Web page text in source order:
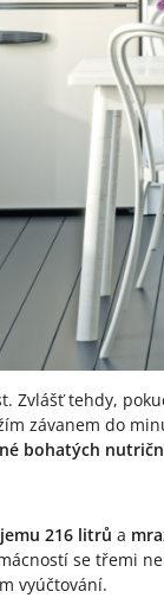
Zvlášť tehdy,
závanem do
bohatých
216 litrů a
se třemi
vyúčtování.